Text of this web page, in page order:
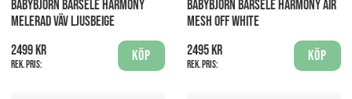
BABYBJÖRN BÄRSELE HARMONY
MELERAD VÄV LJUSBEIGE
2499 kr
Rek. pris:
Köp
BABYBJÖRN BÄRSELE HARMONY AIR
MESH OFF WHITE
2495 kr
Rek. pris:
Köp